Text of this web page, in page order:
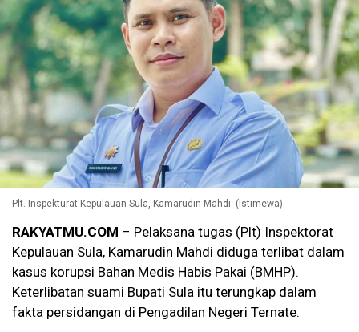
Plt. Inspekturat Kepulauan Sula, Kamarudin Mahdi. (Istimewa)
RAKYATMU.COM – Pelaksana tugas (Plt) Inspektorat
Kepulauan Sula, Kamarudin Mahdi diduga terlibat dalam
kasus korupsi Bahan Medis Habis Pakai (BMHP).
Keterlibatan suami Bupati Sula itu terungkap dalam
fakta persidangan di Pengadilan Negeri Ternate.